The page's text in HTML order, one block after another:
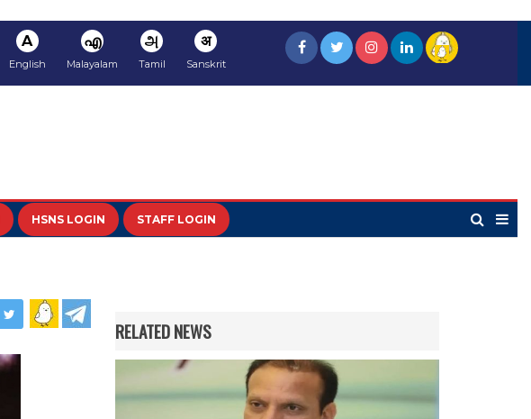
A
English
എ
Malayalam
அ
Tamil
अ
Sanskrit
HSNS LOGIN STAFF LOGIN
RELATED NEWS